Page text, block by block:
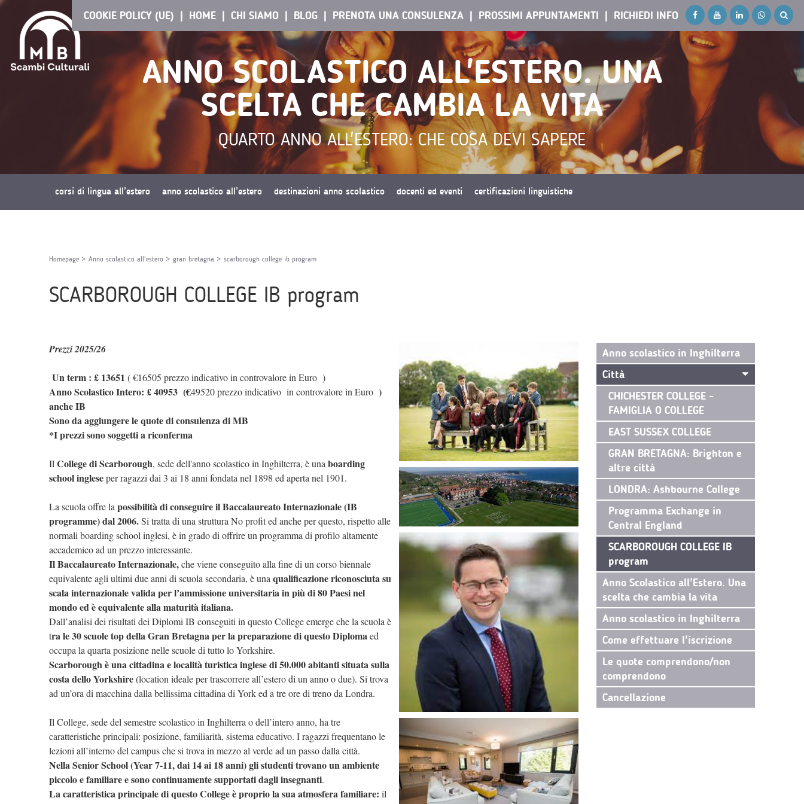
RICHIEDI INFO
PROSSIMI APPUNTAMENTI
PRENOTA UNA CONSULENZA
BLOG
CHI SIAMO
HOME
COOKIE POLICY (UE)
ANNO SCOLASTICO ALL'ESTERO. UNA
SCELTA CHE CAMBIA LA VITA
QUARTO ANNO ALL'ESTERO: CHE COSA DEVI SAPERE
corsi di lingua all’estero anno scolastico all’estero destinazioni anno scolastico docenti ed eventi certificazioni linguistiche
Homepage > Anno scolastico all'estero > gran bretagna > scarborough college ib program
SCARBOROUGH COLLEGE IB program
Prezzi 2025/26
Un term : £ 13651 ( €16505 prezzo indicativo in controvalore in Euro )
Anno Scolastico Intero: £ 40953 (€49520prezzo indicativo in controvalore in Euro )
anche IB
Sono da aggiungere le quote di consulenza di MB
*I prezzi sono soggetti a riconferma
Il College di Scarborough, sede dell'anno scolastico in Inghilterra, è una boarding
school ingleseper ragazzi dai 3 ai 18 anni fondata nel 1898 ed aperta nel 1901.
La scuola offre la possibilità di conseguire il Baccalaureato Internazionale (IB
programme) dal 2006.Si tratta di una struttura No profit ed anche per questo, rispetto alle
normali boarding school inglesi, è in grado di offrire un programma di profilo altamente
accademico ad un prezzo interessante.
Il Baccalaureato Internazionale,che viene conseguito alla fine di un corso biennale
equivalente agli ultimi due anni di scuola secondaria, è una qualificazione riconosciuta su
scala internazionale valida per l’ammissione universitaria in più di 80 Paesi nel
mondo ed è equivalente alla maturità italiana.
Dall’analisi dei risultati dei Diplomi IB conseguiti in questo College emerge che la scuola è
tra le 30 scuole top della Gran Bretagna per la preparazione di questo Diplomaed
occupa la quarta posizione nelle scuole di tutto lo Yorkshire.
Scarborough è una cittadina e località turistica inglese di 50.000 abitanti situata sulla
costa dello Yorkshire(location ideale per trascorrere all’estero di un anno o due). Si trova
ad un’ora di macchina dalla bellissima cittadina di York ed a tre ore di treno da Londra.
Il College, sede del semestre scolastico in Inghilterra o dell’intero anno, ha tre
caratteristiche principali: posizione, familiarità, sistema educativo. I ragazzi frequentano le
lezioni all’interno del campus che si trova in mezzo al verde ad un passo dalla città.
Nella Senior School (Year 7-11, dai 14 ai 18 anni) gli studenti trovano un ambiente
piccolo e familiare e sono continuamente supportati dagli insegnanti.
La caratteristica principale di questo College è proprio la sua atmosfera familiare: il
Anno scolastico in Inghilterra
Città
CHICHESTER COLLEGE -
FAMIGLIA O COLLEGE
EAST SUSSEX COLLEGE
GRAN BRETAGNA: Brighton e
altre città
LONDRA: Ashbourne College
Programma Exchange in
Central England
SCARBOROUGH COLLEGE IB
program
Anno Scolastico all'Estero. Una
scelta che cambia la vita
Anno scolastico in Inghilterra
Come effettuare l'iscrizione
Le quote comprendono/non
comprendono
Cancellazione